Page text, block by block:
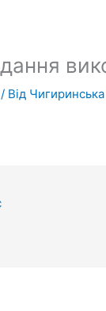
/ Від